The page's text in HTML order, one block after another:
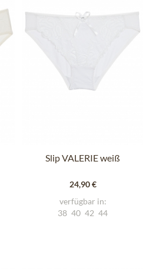
Slip VALERIE weiß
24,90 €
verfügbar in:
38 40 42 44